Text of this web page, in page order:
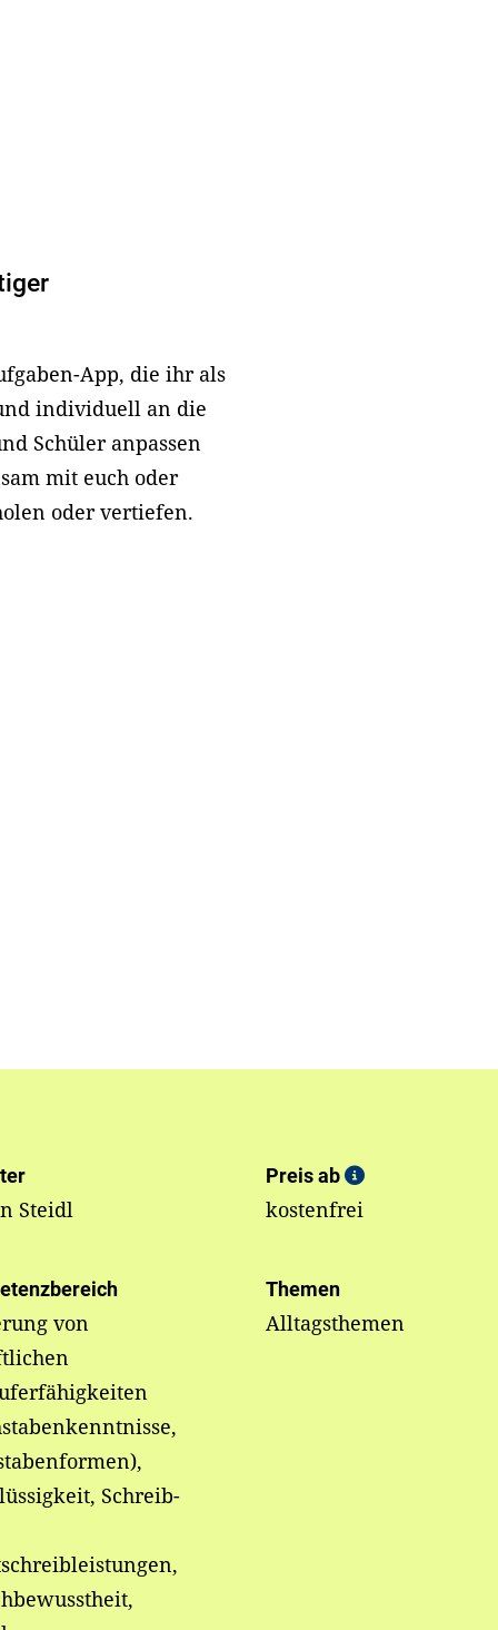
App, die ihr als
individuell an die
Schüler anpassen
mit euch oder
oder vertiefen.
Steidl
Preis ab
kostenfrei
von
Schreib-
Themen
Alltagsthemen